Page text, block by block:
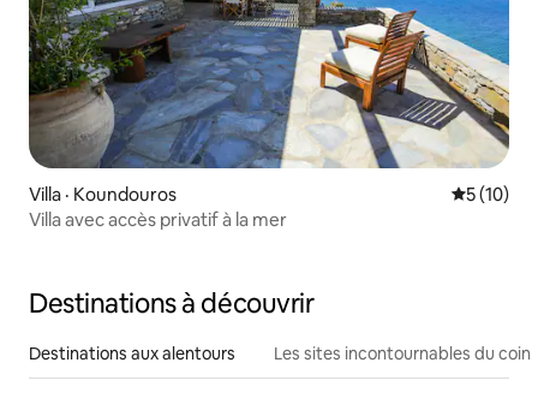
Villa · Koundouros Note
5 (10)
Villa avec accès privatif à la mer
Destinations à découvrir
Destinations aux alentours Les sites incontournables du coin